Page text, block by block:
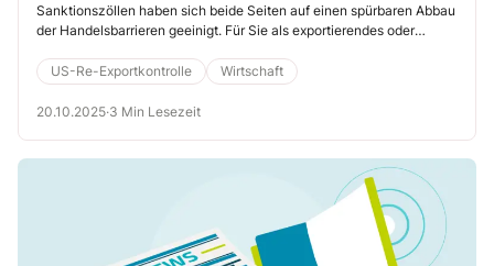
Sanktionszöllen haben sich beide Seiten auf einen spürbaren Abbau
der Handelsbarrieren geeinigt. Für Sie als exportierendes oder
Rückerstattungsmöglichkeiten und vereinfachte Verfahren – wenn
Sie jetzt aktiv werden.
US-Re-Exportkontrolle Wirtschaft
20.10.2025·3 Min Lesezeit